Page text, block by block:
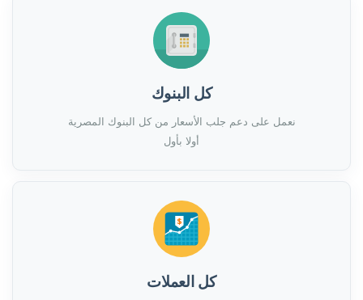
كل البنوك
نعمل على دعم جلب الأسعار من كل البنوك المصرية
أولا بأول
كل العملات